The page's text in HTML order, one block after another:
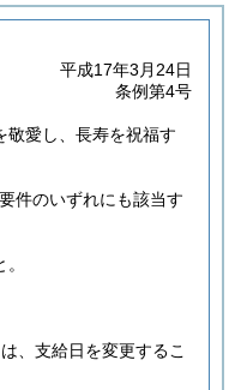
平成17年3月24日
条例第4号
敬愛し、長寿を祝福す
件のいずれにも該当す
、支給日を変更するこ